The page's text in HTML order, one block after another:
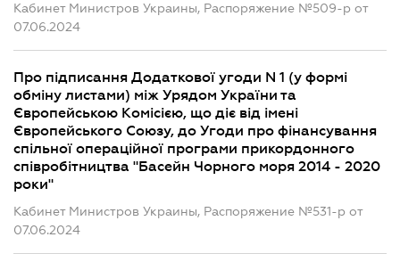
Кабинет Министров Украины, Распоряжение №509-р от
07.06.2024
Про підписання Додаткової угоди N 1 (у формі
обміну листами) між Урядом України та
Європейською Комісією, що діє від імені
Європейського Союзу, до Угоди про фінансування
спільної операційної програми прикордонного
співробітництва "Басейн Чорного моря 2014 - 2020
роки"
Кабинет Министров Украины, Распоряжение №531-р от
07.06.2024